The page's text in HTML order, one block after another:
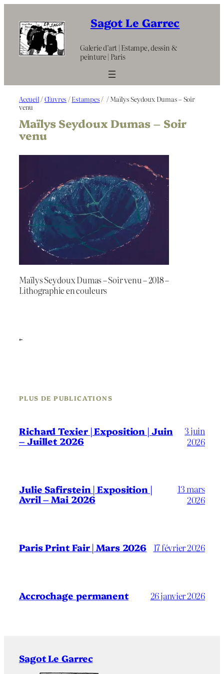
contenu
Sagot Le Garrec
Galerie d’art | Estampe, dessin &
peinture | Paris
Accueil /Œuvres /Estampes / / Maïlys Seydoux Dumas – Soir
venu
Maïlys Seydoux Dumas – Soir
venu
Maïlys Seydoux Dumas – Soir venu – 2018 –
Lithographie en couleurs
←
PLUS DE PUBLICATIONS
Richard Texier | Exposition | Juin
– Juillet 2026
3 juin
2026
Julie Safirstein | Exposition |
Avril – Mai 2026
13 mars
2026
Paris Print Fair | Mars 2026 17 février 2026
Accrochage permanent 26 janvier 2026
Sagot Le Garrec